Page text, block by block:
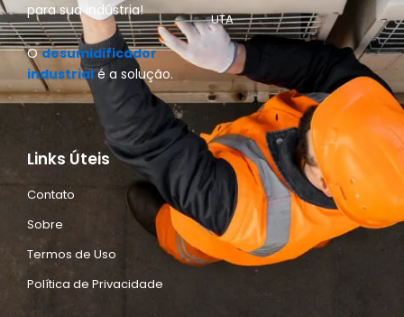
para sua indústria!
Odesumidificador
industrialé a solução.
UTA
Links Úteis
Contato
Sobre
Termos de Uso
Política de Privacidade